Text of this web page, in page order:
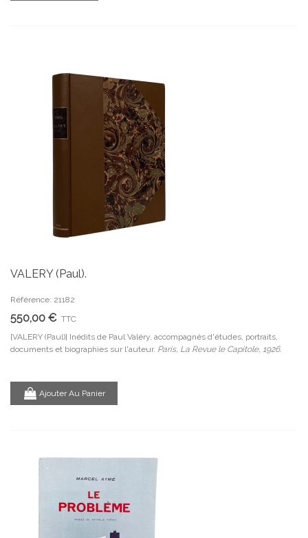
VALERY (Paul).
Référence: 21182
550,00 € TTC
[VALERY (Paul)] Inédits de Paul Valéry, accompagnés d'études, portraits,
documents et biographies sur l'auteur. Paris, La Revue le Capitole, 1926.
Ajouter Au Panier